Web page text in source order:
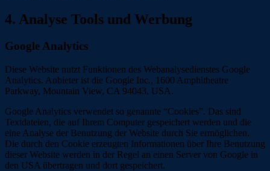
4. Analyse Tools und Werbung
Google Analytics
Diese Website nutzt Funktionen des Webanalysedienstes Google
Analytics. Anbieter ist die Google Inc., 1600 Amphitheatre
Parkway, Mountain View, CA 94043, USA.
Google Analytics verwendet so genannte “Cookies”. Das sind
Textdateien, die auf Ihrem Computer gespeichert werden und die
eine Analyse der Benutzung der Website durch Sie ermöglichen.
Die durch den Cookie erzeugten Informationen über Ihre Benutzung
dieser Website werden in der Regel an einen Server von Google in
den USA übertragen und dort gespeichert.